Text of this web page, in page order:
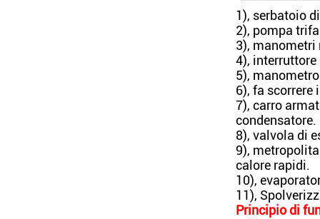
1), serbatoio
2), pompa
3),
4),
5),
6), fa scorrere
7), carro
condensatore.
8), valvola di
9),
calore rapidi.
10),
11),
Principio di